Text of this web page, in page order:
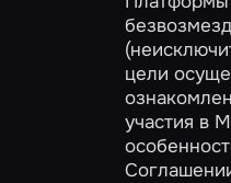
цели
участия в